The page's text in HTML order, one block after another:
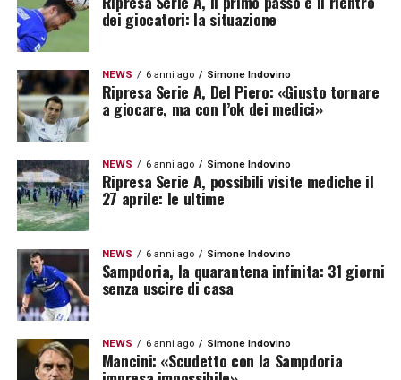
dei giocatori: la situazione
NEWS 6 anni ago Simone Indovino
Ripresa Serie A, Del Piero: «Giusto tornare
a giocare, ma con l’ok dei medici»
NEWS 6 anni ago Simone Indovino
Ripresa Serie A, possibili visite mediche il
27 aprile: le ultime
NEWS 6 anni ago Simone Indovino
Sampdoria, la quarantena infinita: 31 giorni
senza uscire di casa
NEWS 6 anni ago Simone Indovino
Mancini: «Scudetto con la Sampdoria